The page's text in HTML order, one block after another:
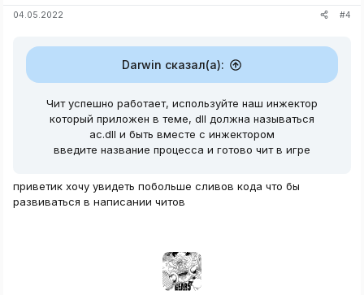
04.05.2022 #4
Darwin сказал(а):
Чит успешно работает, используйте наш инжектор
который приложен в теме, dll должна называться
ac.dll и быть вместе с инжектором
введите название процесса и готово чит в игре
приветик хочу увидеть побольше сливов кода что бы
развиваться в написании читов